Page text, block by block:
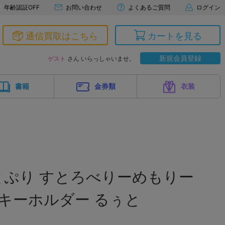
年齢認証OFF お問い合わせ よくあるご質問 ログイン
通信買取はこちら カートを見る
ゲスト さん いらっしゃいませ。 新規会員登録
書籍 金券類 衣装
り すとろべりーめもりー
ーホルダー るぅと